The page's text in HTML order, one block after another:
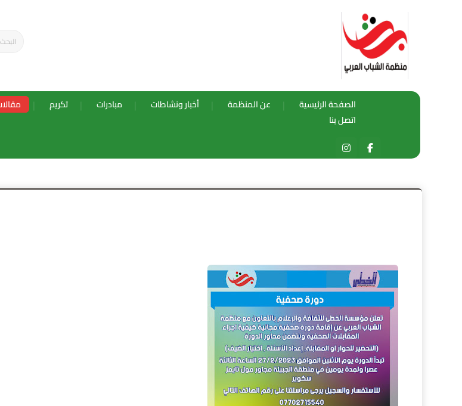
الصفحة الرئيسية عن المنظمة أخبار ونشاطات مبادرات تكريم
اتصل بنا